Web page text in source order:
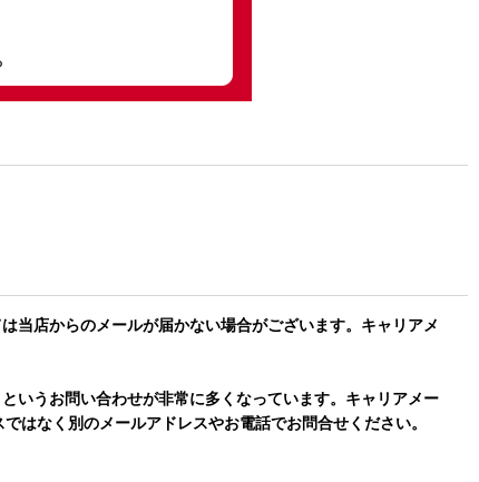
店からのメールが届かない場合がございます。キャリアメ
うお問い合わせが非常に多くなっています。キャリアメー
はなく別のメールアドレスやお電話でお問合せください。